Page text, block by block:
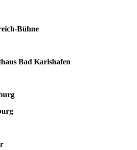
Bühne
Bad Karlshafen